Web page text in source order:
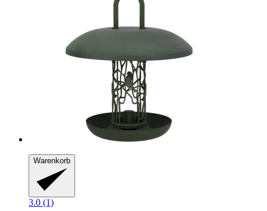
Warenkorb
3.0 (1)